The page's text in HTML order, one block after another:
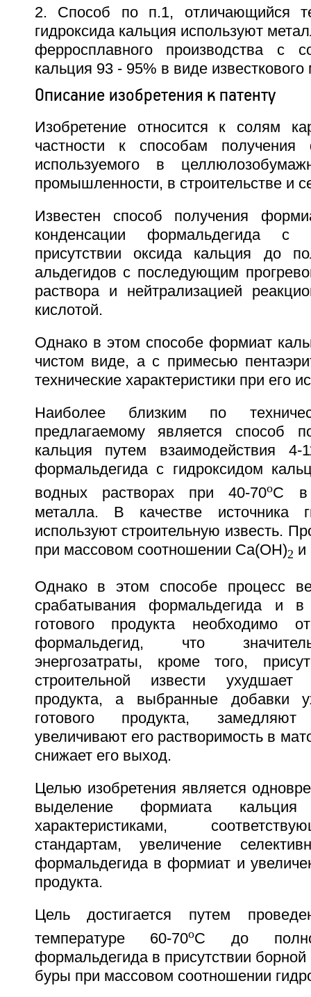
2. Способ по п.1, отличающийся
гидроксида кальция используют
ферросплавного производства с
кальция 93 - 95% в виде известкового
Описание изобретения к патенту
Изобретение относится к солям
частности к способам получения
используемого в
промышленности, в строительстве и
Известен способ получения
конденсации формальдегида с
присутствии оксида кальция до
альдегидов с последующим
раствора и нейтрализацией
кислотой.
Однако в этом способе формиат
чистом виде, а с примесью
технические характеристики при его
Наиболее близким по
предлагаемому является способ
кальция путем взаимодействия 4-
формальдегида с гидроксидом
водных растворах при 40-70оС в
металла. В качестве источника
используют строительную известь.
при массовом соотношении Ca(OH)2 и
Однако в этом способе процесс
срабатывания формальдегида и
готового продукта необходимо
формальдегид, что
энергозатраты, кроме того,
строительной извести ухудшает
продукта, а выбранные добавки
готового продукта,
увеличивают его растворимость в
снижает его выход.
Целью изобретения является
выделение формиата
характеристиками,
стандартам, увеличение
формальдегида в формиат и
продукта.
Цель достигается путем
температуре 60-70оС до
формальдегида в присутствии
буры при массовом соотношении